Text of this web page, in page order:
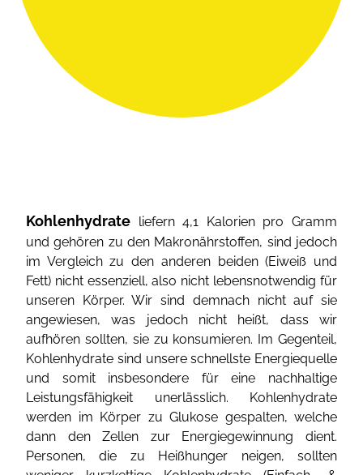
Kohlenhydrate liefern 4,1 Kalorien pro Gramm
und gehören zu den Makronährstoffen, sind jedoch
im Vergleich zu den anderen beiden (Eiweiß und
Fett) nicht essenziell, also nicht lebensnotwendig für
unseren Körper. Wir sind demnach nicht auf sie
angewiesen, was jedoch nicht heißt, dass wir
aufhören sollten, sie zu konsumieren. Im Gegenteil,
Kohlenhydrate sind unsere schnellste Energiequelle
und somit insbesondere für eine nachhaltige
Leistungsfähigkeit unerlässlich. Kohlenhydrate
werden im Körper zu Glukose gespalten, welche
dann den Zellen zur Energiegewinnung dient.
Personen, die zu Heißhunger neigen, sollten